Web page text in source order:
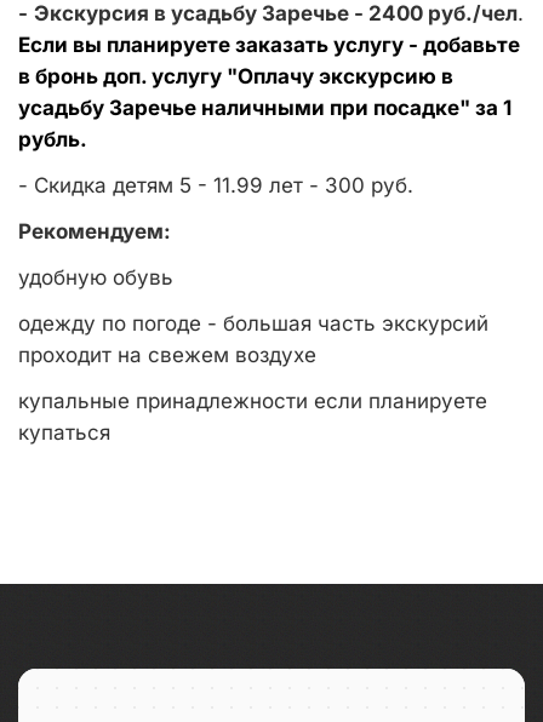
- Экскурсия в усадьбу Заречье - 2400 руб./чел.
Если вы планируете заказать услугу - добавьте
в бронь доп. услугу "Оплачу экскурсию в
усадьбу Заречье наличными при посадке" за 1
рубль.
- Скидка детям 5 - 11.99 лет - 300 руб.
Рекомендуем:
удобную обувь
одежду по погоде - большая часть экскурсий
проходит на свежем воздухе
купальные принадлежности если планируете
купаться